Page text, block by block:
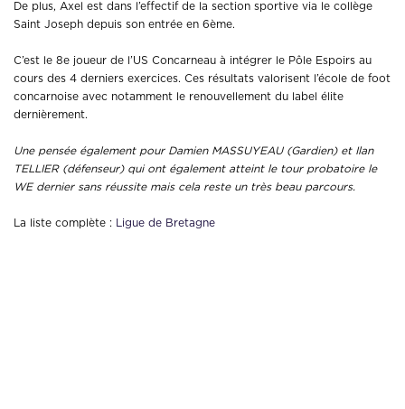
De plus, Axel est dans l’effectif de la section sportive via le collège
Saint Joseph depuis son entrée en 6ème.
C’est le 8e joueur de l’US Concarneau à intégrer le Pôle Espoirs au
cours des 4 derniers exercices. Ces résultats valorisent l’école de foot
concarnoise avec notamment le renouvellement du label élite
dernièrement.
Une pensée également pour Damien MASSUYEAU (Gardien) et Ilan
TELLIER (défenseur) qui ont également atteint le tour probatoire le
WE dernier sans réussite mais cela reste un très beau parcours.
La liste complète : Ligue de Bretagne